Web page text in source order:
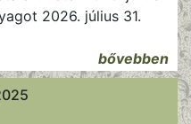
2026. július 31.
bővebben